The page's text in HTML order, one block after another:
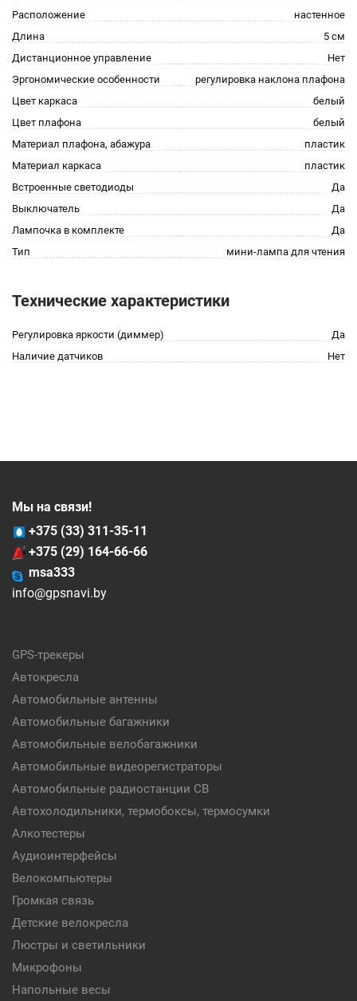
Расположение
настенное
Длина
5 см
Дистанционное управление
Нет
Эргономические особенности
регулировка наклона плафона
Цвет каркаса
белый
Цвет плафона
белый
Материал плафона, абажура
пластик
Материал каркаса
пластик
Встроенные светодиоды
Да
Выключатель
Да
Лампочка в комплекте
Да
Тип
мини-лампа для чтения
Технические характеристики
Регулировка яркости (диммер)
Да
Наличие датчиков
Нет
Мы на связи!
+375 (33) 311-35-11
+375 (29) 164-66-66
msa333
info@gpsnavi.by
GPS-трекеры
Автокресла
Автомобильные антенны
Автомобильные багажники
Автомобильные велобагажники
Автомобильные видеорегистраторы
Автомобильные радиостанции CB
Автохолодильники, термобоксы, термосумки
Алкотестеры
Аудиоинтерфейсы
Велокомпьютеры
Громкая связь
Детские велокресла
Люстры и светильники
Микрофоны
Напольные весы